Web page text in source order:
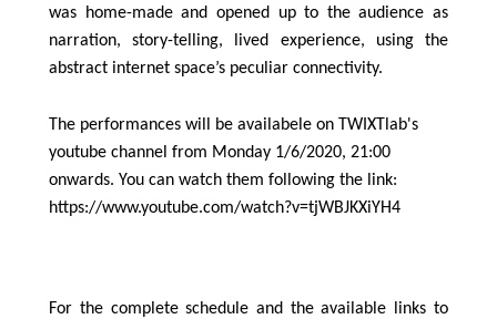
was home-made and opened up to the audience as
narration, story-telling, lived experience, using the
abstract internet space’s peculiar connectivity.
The performances will be availabele on TWIXTlab's
youtube channel from Monday 1/6/2020, 21:00
onwards. You can watch them following the link:
https://www.youtube.com/watch?v=tjWBJKXiYH4
For the complete schedule and the available links to